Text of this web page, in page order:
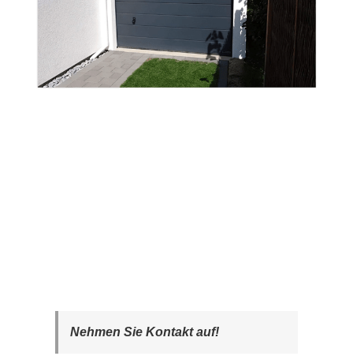
Nehmen Sie Kontakt auf!